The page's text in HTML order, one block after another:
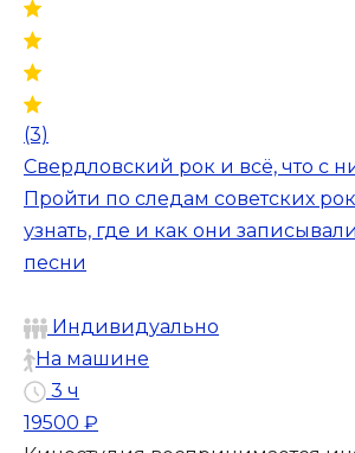
(3)
Свердловский рок и всё, что с
Пройти по следам советских
узнать, где и как они
песни
Индивидуально
На машине
3 ч
19500 ₽